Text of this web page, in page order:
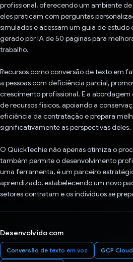
profissional, oferecendo um ambiente
eles praticam com perguntas
simulados e acessam um guia de
gerado por IA de 50 páginas para
trabalho.
Recursos como conversão de texto em
a pessoas com deficiência parcial,
crescimento profissional. E a
de recursos físicos, apoiando a
eficiência da contratação e prepara
significativamente as perspectivas deles.
O QuickTechie não apenas otimiza o
também permite o desenvolvimento
uma ferramenta, é um parceiro
aprendizado, estabelecendo um novo
setores contratam e os indivíduos se
Desenvolvido com
Conversão de texto em voz GCP